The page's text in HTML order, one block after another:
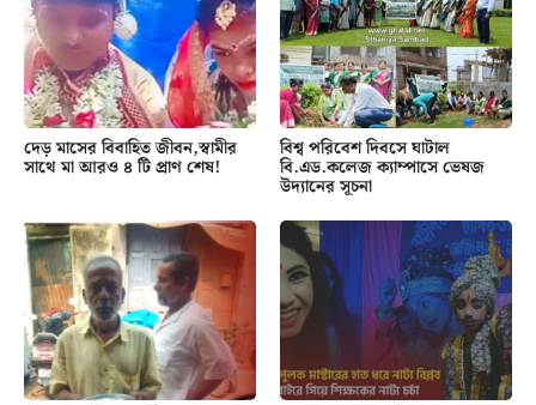
দেড় মাসের বিবাহিত জীবন,স্বামীর
সাথে মা আরও ৪ টি প্রাণ শেষ!
বিশ্ব পরিবেশ দিবসে ঘাটাল
বি.এড.কলেজ ক্যাম্পাসে ভেষজ
উদ্যানের সূচনা